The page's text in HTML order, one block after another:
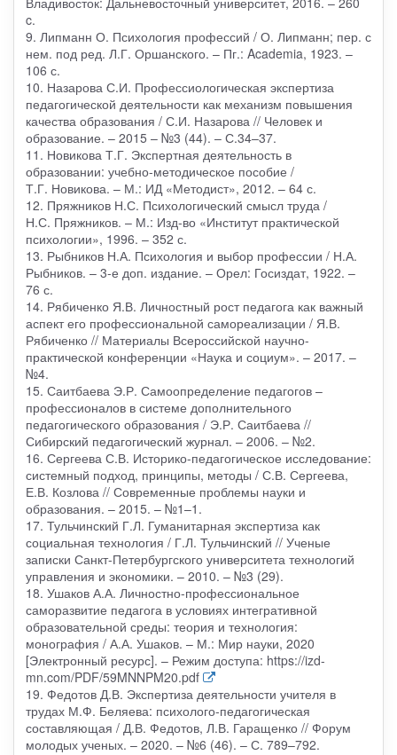
c.
9. Липманн О. Психология профессий / О. Липманн; пер. с
нем. под ред. Л.Г. Оршанского. – Пг.: Academia, 1923. –
106 с.
10. Назарова С.И. Профессиологическая экспертиза
педагогической деятельности как механизм повышения
качества образования / С.И. Назарова // Человек и
образование. – 2015 – №3 (44). – С.34–37.
11. Новикова Т.Г. Экспертная деятельность в
образовании: учебно-методическое пособие /
Т.Г. Новикова. – М.: ИД «Методист», 2012. – 64 с.
12. Пряжников Н.С. Психологический смысл труда /
Н.С. Пряжников. – М.: Изд-во «Институт практической
психологии», 1996. – 352 с.
13. Рыбников Н.А. Психология и выбор профессии / Н.А.
Рыбников. – 3-е доп. издание. – Орел: Госиздат, 1922. –
76 с.
14. Рябиченко Я.В. Личностный рост педагога как важный
аспект его профессиональной самореализации / Я.В.
Рябиченко // Материалы Всероссийской научно-
практической конференции «Наука и социум». – 2017. –
№4.
15. Саитбаева Э.Р. Самоопределение педагогов –
профессионалов в системе дополнительного
педагогического образования / Э.Р. Саитбаева //
Сибирский педагогический журнал. – 2006. – №2.
16. Сергеева С.В. Историко-педагогическое исследование:
системный подход, принципы, методы / С.В. Сергеева,
Е.В. Козлова // Современные проблемы науки и
образования. – 2015. – №1–1.
17. Тульчинский Г.Л. Гуманитарная экспертиза как
социальная технология / Г.Л. Тульчинский // Ученые
записки Санкт-Петербургского университета технологий
управления и экономики. – 2010. – №3 (29).
18. Ушаков А.А. Личностно-профессиональное
саморазвитие педагога в условиях интегративной
образовательной среды: теория и технология:
монография / А.А. Ушаков. – М.: Мир науки, 2020
[Электронный ресурс]. – Режим доступа: https://izd-
mn.com/PDF/59MNNPM20.pdf
19. Федотов Д.В. Экспертиза деятельности учителя в
трудах М.Ф. Беляева: психолого-педагогическая
составляющая / Д.В. Федотов, Л.В. Гаращенко // Форум
молодых ученых. – 2020. – №6 (46). – С. 789–792.